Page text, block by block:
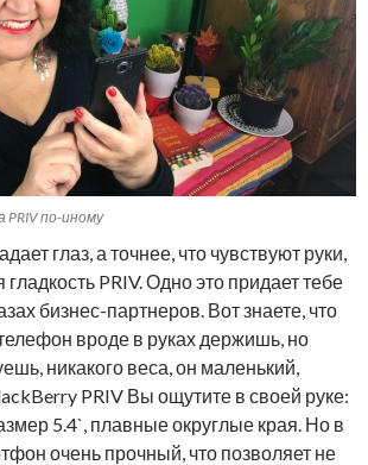
PRIV по-иному
глаз, а точнее, что чувствуют руки,
PRIV. Одно это придает тебе
бизнес-партнеров. Вот знаете, что
вроде в руках держишь, но
никакого веса, он маленький,
PRIV Вы ощутите в своей руке:
5.4`, плавные округлые края. Но в
очень прочный, что позволяет не